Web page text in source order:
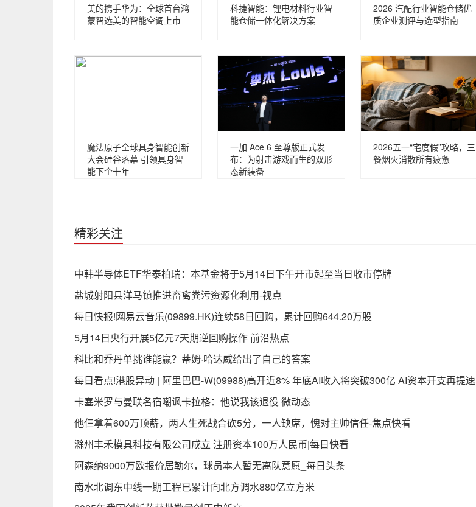
美的携手华为：全球首台鸿
蒙智选美的智能空调上市
科捷智能：锂电材料行业智
能仓储一体化解决方案
2026 汽配行业智能仓储优
质企业测评与选型指南
魔法原子全球具身智能创新
大会硅谷落幕 引领具身智
能下个十年
一加 Ace 6 至尊版正式发
布：为射击游戏而生的双形
态新装备
2026五一“宅度假”攻略，三
餐烟火消散所有疲惫
精彩关注
中韩半导体ETF华泰柏瑞：本基金将于5月14日下午开市起至当日收市停牌
盐城射阳县洋马镇推进畜禽粪污资源化利用-视点
每日快报!网易云音乐(09899.HK)连续58日回购，累计回购644.20万股
5月14日央行开展5亿元7天期逆回购操作 前沿热点
科比和乔丹单挑谁能赢？蒂姆·哈达威给出了自己的答案
每日看点!港股异动 | 阿里巴巴-W(09988)高开近8% 年底AI收入将突破300亿 AI资本开支再提速
卡塞米罗与曼联名宿嘲讽卡拉格：他说我该退役 微动态
他仨拿着600万顶薪，两人生死战合砍5分，一人缺席，愧对主帅信任-焦点快看
滁州丰禾模具科技有限公司成立 注册资本100万人民币|每日快看
阿森纳9000万欧报价居勒尔，球员本人暂无离队意愿_每日头条
南水北调东中线一期工程已累计向北方调水880亿立方米